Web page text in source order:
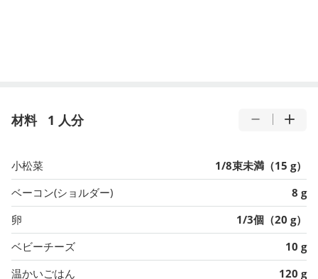
材料 1 人分
小松菜
1/8束未満（15 g）
ベーコン(ショルダー)
8 g
卵
1/3個（20 g）
ベビーチーズ
10 g
温かいごはん
120 g